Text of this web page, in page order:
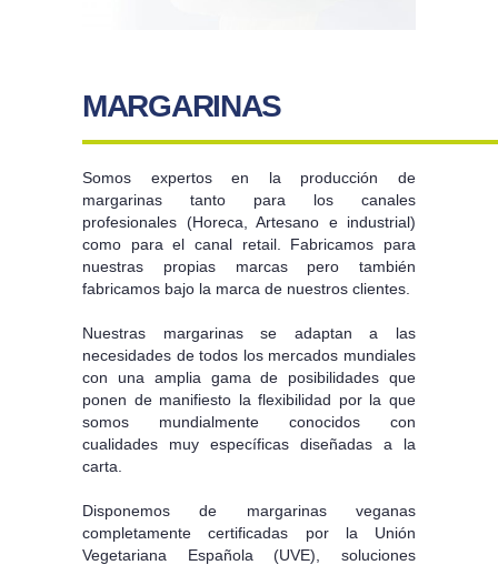
MARGARINAS
Somos expertos en la producción de
margarinas tanto para los canales
profesionales (Horeca, Artesano e industrial)
como para el canal retail. Fabricamos para
nuestras propias marcas pero también
fabricamos bajo la marca de nuestros clientes.
Nuestras margarinas se adaptan a las
necesidades de todos los mercados mundiales
con una amplia gama de posibilidades que
ponen de manifiesto la flexibilidad por la que
somos mundialmente conocidos con
cualidades muy específicas diseñadas a la
carta.
Disponemos de margarinas veganas
completamente certificadas por la Unión
Vegetariana Española (UVE), soluciones